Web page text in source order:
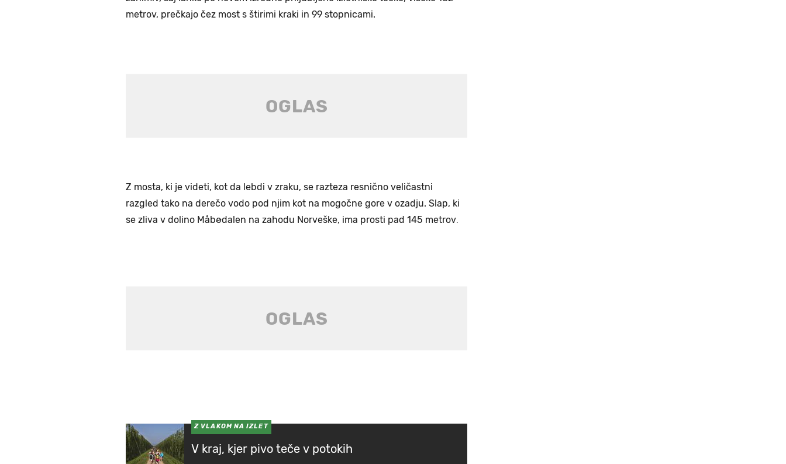
metrov, prečkajo čez most s štirimi kraki in 99 stopnicami.
Z mosta, ki je videti, kot da lebdi v zraku, se razteza resnično veličastni
razgled tako na derečo vodo pod njim kot na mogočne gore v ozadju. Slap, ki
se zliva v dolino Måbødalen na zahodu Norveške, ima prosti pad 145 metrov.
Z VLAKOM NA IZLET
V kraj, kjer pivo teče v potokih